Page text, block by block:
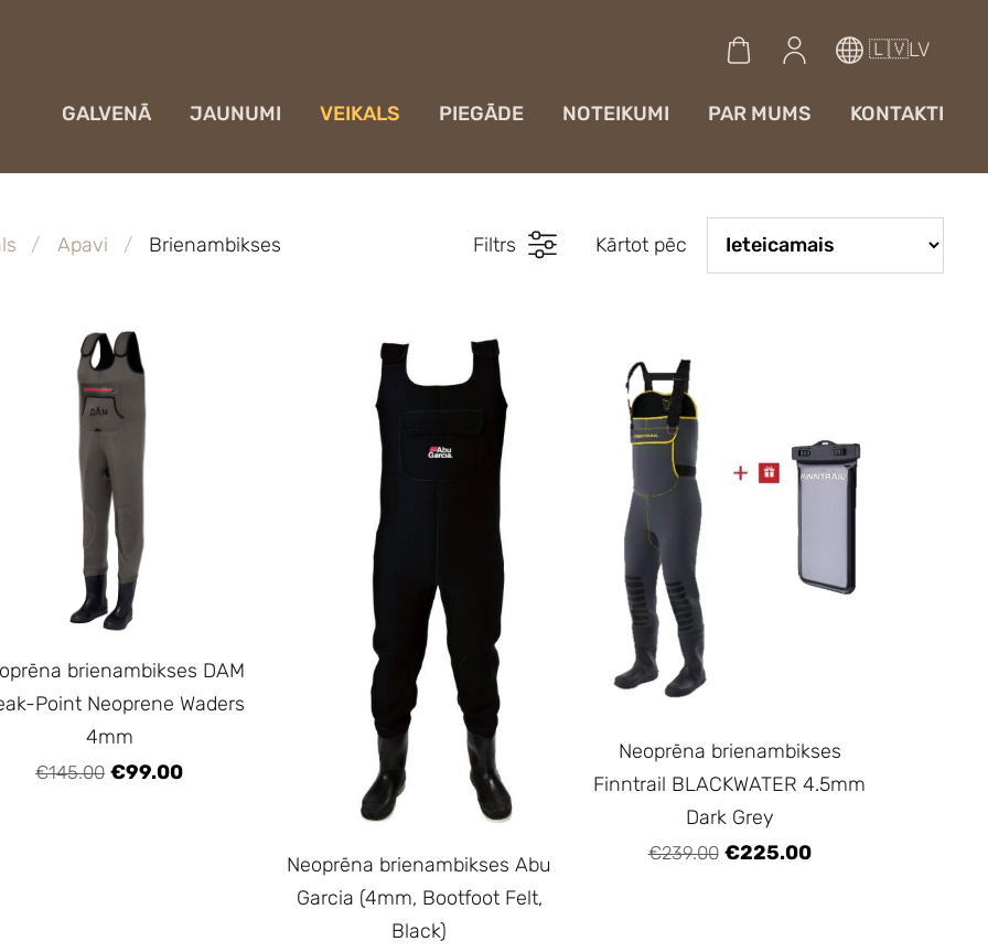
GALVENĀ JAUNUMI VEIKALS PIEGĀDE NOTEIKUMI PAR MUMS KONTAKTI
🇱🇻LV
Apavi Brienambikses Filtrs Kārtot pēc
brienambikses DAM
Point Neoprene Waders
4mm
€145.00 €99.00
Neoprēna brienambikses Abu
Garcia (4mm, Bootfoot Felt,
Black)
Neoprēna brienambikses
Finntrail BLACKWATER 4.5mm
Dark Grey
€239.00 €225.00